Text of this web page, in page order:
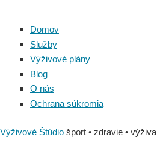
Domov
Služby
Výživové plány
Blog
O nás
Ochrana súkromia
Výživové Štúdio šport • zdravie • výživa